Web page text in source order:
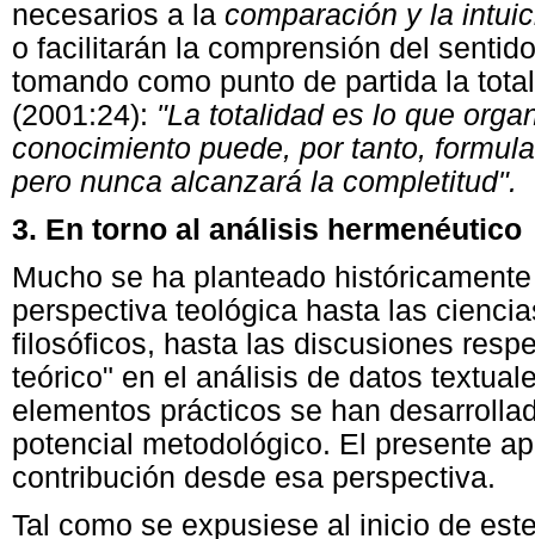
necesarios a la comparación y la
o facilitarán la comprensión del
tomando como punto de partida la
(2001:24): "La totalidad es lo que
conocimiento puede, por tanto,
pero nunca alcanzará la completitud".
3. En torno al análisis hermenéutico
Mucho se ha planteado
perspectiva teológica hasta las
filosóficos, hasta las discusiones
teórico" en el análisis de datos
elementos prácticos se han
potencial metodológico. El presente
contribución desde esa perspectiva.
Tal como se expusiese al inicio de